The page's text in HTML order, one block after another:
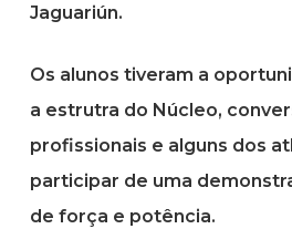
Jaguariún.
Os alunos tiveram a
a estrutra do Núcleo,
profissionais e alguns dos
participar de uma
de força e potência.